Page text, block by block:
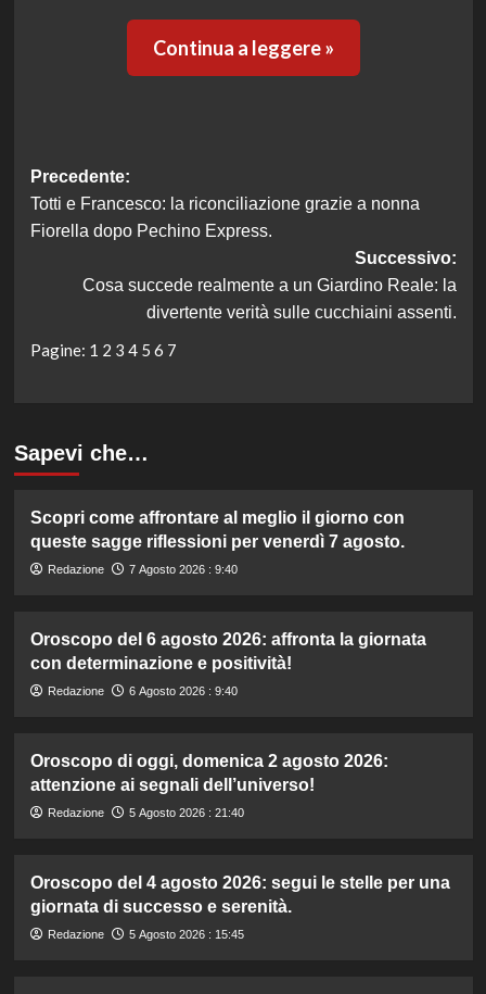
Continua a leggere »
Navigazione
articolo
Precedente:
Totti e Francesco: la riconciliazione grazie a nonna
Fiorella dopo Pechino Express.
Successivo:
Cosa succede realmente a un Giardino Reale: la
divertente verità sulle cucchiaini assenti.
Pagine: 1 2 3 4 5 6 7
Sapevi che…
Scopri come affrontare al meglio il giorno con
queste sagge riflessioni per venerdì 7 agosto.
Redazione 7 Agosto 2026 : 9:40
Oroscopo del 6 agosto 2026: affronta la giornata
con determinazione e positività!
Redazione 6 Agosto 2026 : 9:40
Oroscopo di oggi, domenica 2 agosto 2026:
attenzione ai segnali dell’universo!
Redazione 5 Agosto 2026 : 21:40
Oroscopo del 4 agosto 2026: segui le stelle per una
giornata di successo e serenità.
Redazione 5 Agosto 2026 : 15:45